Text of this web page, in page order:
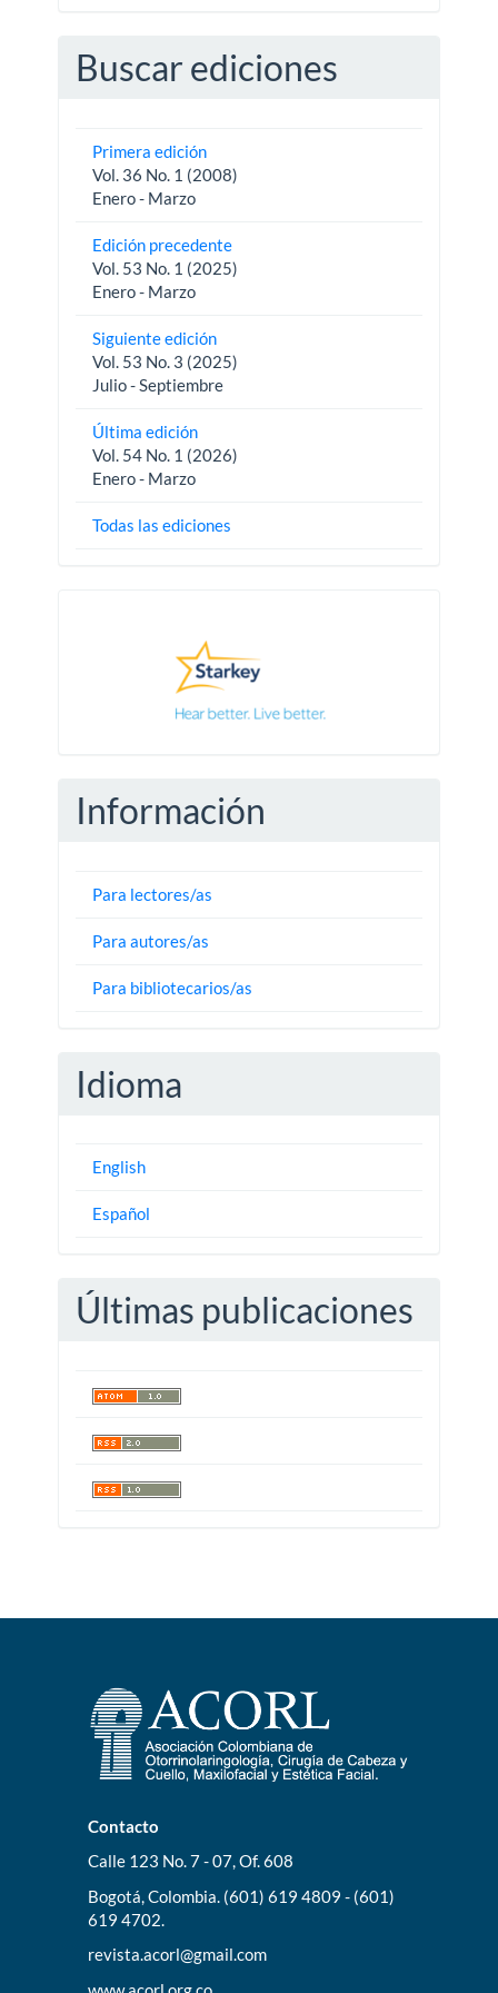
Buscar ediciones
Primera edición
Vol. 36 No. 1 (2008)
Enero - Marzo
Edición precedente
Vol. 53 No. 1 (2025)
Enero - Marzo
Siguiente edición
Vol. 53 No. 3 (2025)
Julio - Septiembre
Última edición
Vol. 54 No. 1 (2026)
Enero - Marzo
Todas las ediciones
Información
Para lectores/as
Para autores/as
Para bibliotecarios/as
Idioma
English
Español
Últimas publicaciones
Contacto
Calle 123 No. 7 - 07, Of. 608
Bogotá, Colombia. (601) 619 4809 - (601)
619 4702.
revista.acorl@gmail.com